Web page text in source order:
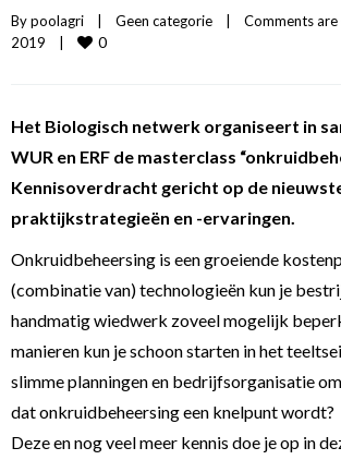
By poolagri Geen categorie Comments are
2019
0
Het Biologisch netwerk organiseert in
WUR en ERF de masterclass
Kennisoverdracht gericht op de
praktijkstrategieën en -ervaringen.
Onkruidbeheersing is een groeiende
(combinatie van) technologieën kun je
handmatig wiedwerk zoveel mogelijk
manieren kun je schoon starten in het
slimme planningen en bedrijfsorganisatie
dat onkruidbeheersing een knelpunt wordt?
Deze en nog veel meer kennis doe je op in